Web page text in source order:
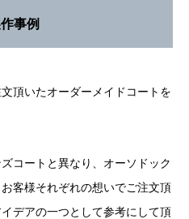
事例
頂いたオーダーメイドコートを
コートと異なり、オーソドック
客様それぞれの想いでご注文頂
デアの一つとして参考にして頂